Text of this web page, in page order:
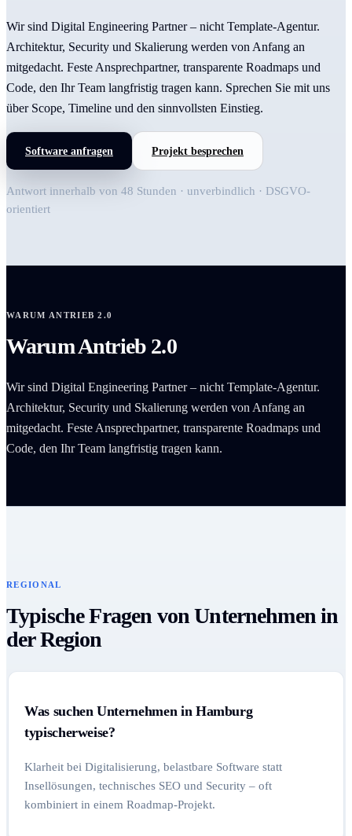
Wir sind Digital Engineering Partner – nicht Template-Agentur.
Architektur, Security und Skalierung werden von Anfang an
mitgedacht. Feste Ansprechpartner, transparente Roadmaps und
Code, den Ihr Team langfristig tragen kann. Sprechen Sie mit uns
über Scope, Timeline und den sinnvollsten Einstieg.
Software anfragen Projekt besprechen
Antwort innerhalb von 48 Stunden · unverbindlich · DSGVO-
orientiert
WARUM ANTRIEB 2.0
Warum Antrieb 2.0
Wir sind Digital Engineering Partner – nicht Template-Agentur.
Architektur, Security und Skalierung werden von Anfang an
mitgedacht. Feste Ansprechpartner, transparente Roadmaps und
Code, den Ihr Team langfristig tragen kann.
REGIONAL
Typische Fragen von Unternehmen in
der Region
Was suchen Unternehmen in Hamburg
typischerweise?
Klarheit bei Digitalisierung, belastbare Software statt
Insellösungen, technisches SEO und Security – oft
kombiniert in einem Roadmap-Projekt.